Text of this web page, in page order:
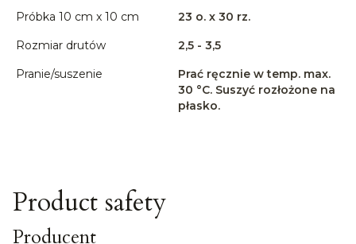
Próbka 10 cm x 10 cm
23 o. x 30 rz.
Rozmiar drutów
2,5 - 3,5
Pranie/suszenie
Prać ręcznie w temp. max.
30 °C. Suszyć rozłożone na
płasko.
Product safety
Producent